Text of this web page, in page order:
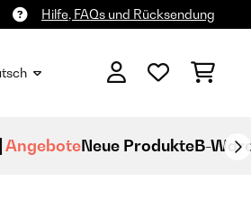
Hilfe, FAQs und Rücksendung
AngeboteNeue ProdukteB-